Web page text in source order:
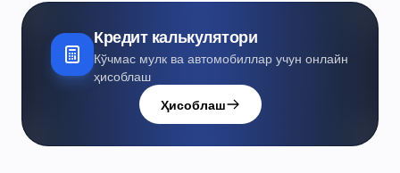
Кредит калькулятори
Кўчмас мулк ва автомобиллар учун онлайн
ҳисоблаш
Ҳисоблаш